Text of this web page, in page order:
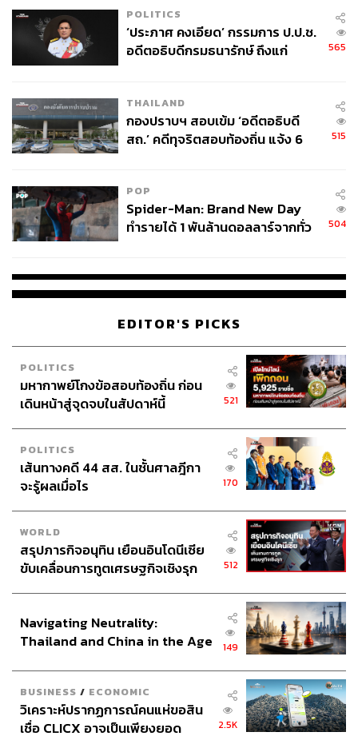
POLITICS
‘ประภาศ คงเอียด’ กรรมการ ป.ป.ช.
อดีตอธิบดีกรมธนารักษ์ ถึงแก่
565
THAILAND
กองปราบฯ สอบเข้ม ‘อดีตอธิบดี
สถ.’ คดีทุจริตสอบท้องถิ่น แจ้ง 6
515
POP
Spider-Man: Brand New Day
ทำรายได้ 1 พันล้านดอลลาร์จากทั่ว
504
EDITOR'S PICKS
POLITICS
มหากาพย์โกงข้อสอบท้องถิ่น ก่อน
เดินหน้าสู่จุดจบในสัปดาห์นี้
521
POLITICS
เส้นทางคดี 44 สส. ในชั้นศาลฎีกา
จะรู้ผลเมื่อไร
170
WORLD
สรุปภารกิจอนุทิน เยือนอินโดนีเซีย
ขับเคลื่อนการทูตเศรษฐกิจเชิงรุก
512
Navigating Neutrality:
Thailand and China in the Age
149
BUSINESS / ECONOMIC
วิเคราะห์ปรากฏการณ์คนแห่ขอสิน
เชื่อ CLICX อาจเป็นเพียงยอด
2.5K